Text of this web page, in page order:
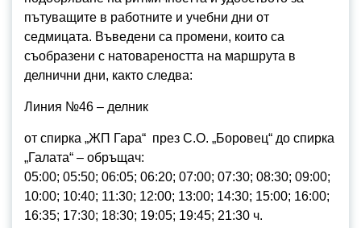
пътуващите в работните и учебни дни от
седмицата. Въведени са промени, които са
съобразени с натовареността на маршрута в
делнични дни, както следва:
Линия №46 – делник
от спирка „ЖП Гара“ през С.О. „Боровец“ до спирка
„Галата“ – обръщач:
05:00; 05:50; 06:05; 06:20; 07:00; 07:30; 08:30; 09:00;
10:00; 10:40; 11:30; 12:00; 13:00; 14:30; 15:00; 16:00;
16:35; 17:30; 18:30; 19:05; 19:45; 21:30 ч.